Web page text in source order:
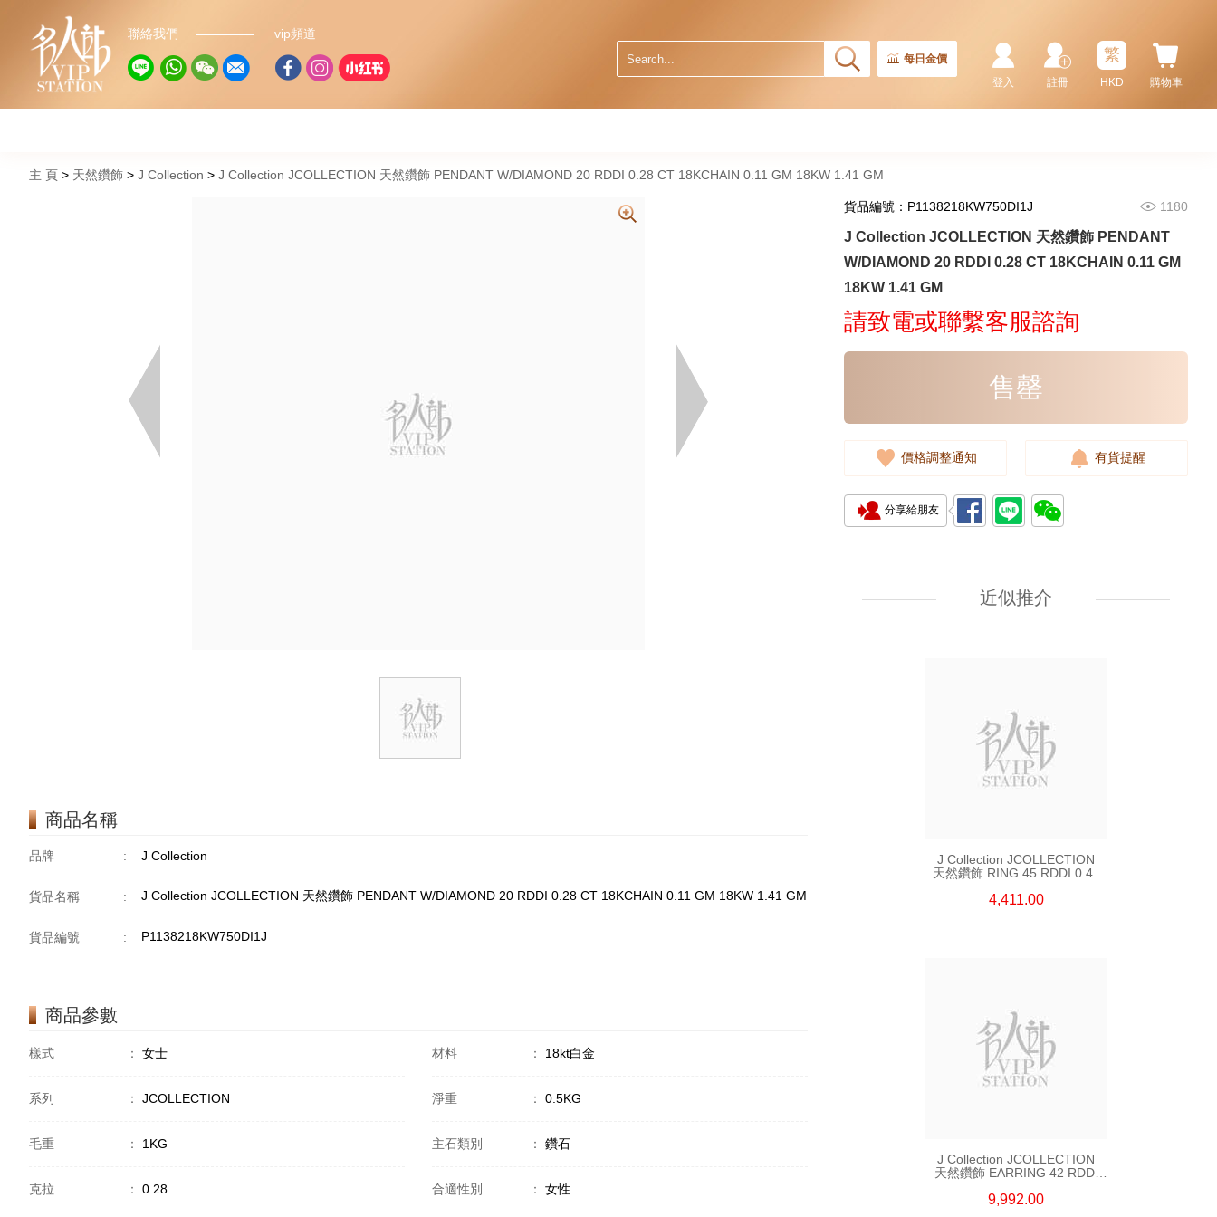
聯絡我們 vip頻道
每日金價
購物車
繁
HKD
註冊
登入
主 頁 天然鑽飾 J Collection J Collection JCOLLECTION 天然鑽飾 PENDANT W/DIAMOND 20 RDDI 0.28 CT 18KCHAIN 0.11 GM 18KW 1.41 GM
商品名稱
品牌 : J Collection
貨品名稱 : J Collection JCOLLECTION 天然鑽飾 PENDANT W/DIAMOND 20 RDDI 0.28 CT 18KCHAIN 0.11 GM 18KW 1.41 GM
貨品編號 : P1138218KW750DI1J
商品參數
樣式 ： 女士 材料 ： 18kt白金
系列 ： JCOLLECTION 淨重 ： 0.5KG
毛重 ： 1KG 主石類別 ： 鑽石
克拉 ： 0.28 合適性別 ： 女性
貨品編號：P1138218KW750DI1J 1180
J Collection JCOLLECTION 天然鑽飾 PENDANT
W/DIAMOND 20 RDDI 0.28 CT 18KCHAIN 0.11 GM
18KW 1.41 GM
請致電或聯繫客服諮詢
售罄
價格調整通知 有貨提醒
分享給朋友
近似推介
J Collection JCOLLECTION
RDDI 0.32 CT18KR 2.14 GM
18KW 4.50 GM (Head 6.5mm)
3,764.00
J Collection JCOLLECTION
天然鑽飾 RING 45 RDDI 0.48
4,411.00
J Collection JCOLLECTION
天然鑽飾 EARRING 42 RDDI
9,992.00